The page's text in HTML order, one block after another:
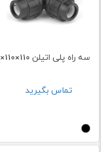
سه راه پلی اتیلن 110×110×110
تماس بگیرید